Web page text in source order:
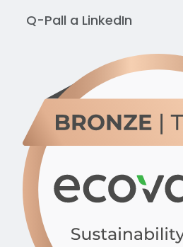
Q-Pall a LinkedIn